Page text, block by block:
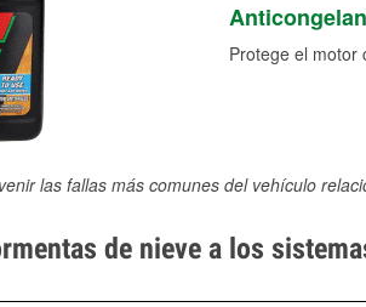
Protege el motor
las fallas más comunes del vehículo
de nieve a los